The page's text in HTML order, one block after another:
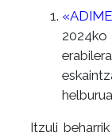
Itzuli